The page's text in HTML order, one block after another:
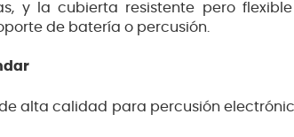
y la cubierta resistente pero
de batería o percusión.
alta calidad para percusión